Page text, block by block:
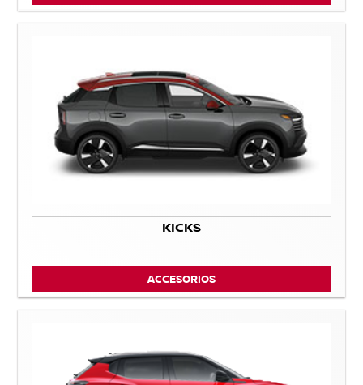
KICKS
ACCESORIOS